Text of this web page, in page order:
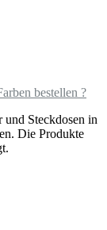
bestellen ?
und Steckdosen in
Die Produkte